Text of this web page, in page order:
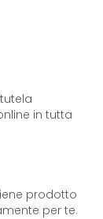
in tutta
prodotto
per te.